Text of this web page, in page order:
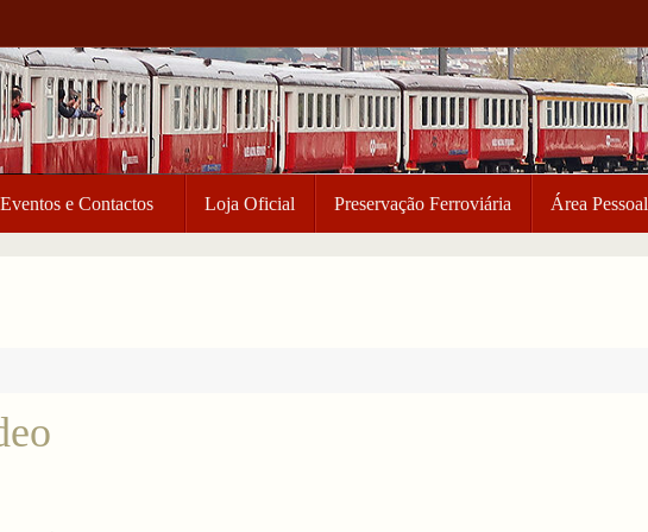
Eventos e Contactos Loja Oficial Preservação Ferroviária Área Pessoal